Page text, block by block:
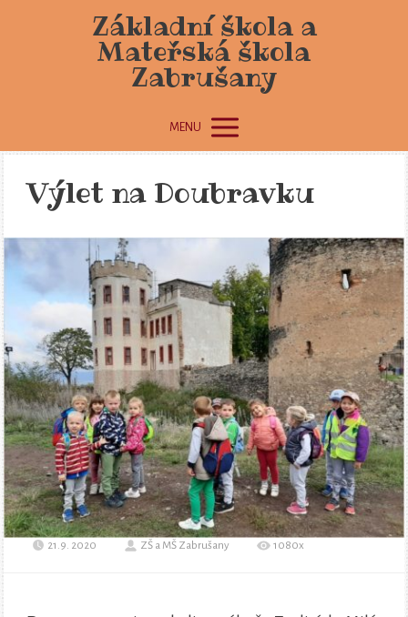
Základní škola a
Mateřská škola
Zabrušany
MENU
Výlet na Doubravku
21.9. 2020 ZŠ a MŠ Zabrušany 1080x